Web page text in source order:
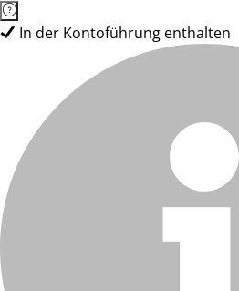
In der Kontoführung enthalten